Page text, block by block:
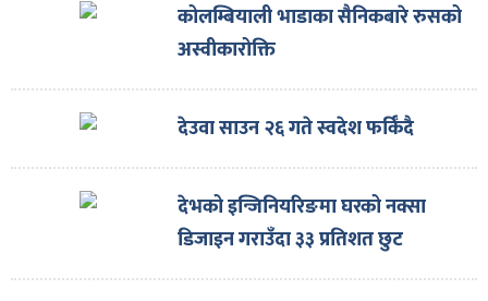
कोलम्बियाली भाडाका सैनिकबारे रुसको
अस्वीकारोक्ति
देउवा साउन २६ गते स्वदेश फर्किँदै
देभको इन्जिनियरिङमा घरको नक्सा
डिजाइन गराउँदा ३३ प्रतिशत छुट